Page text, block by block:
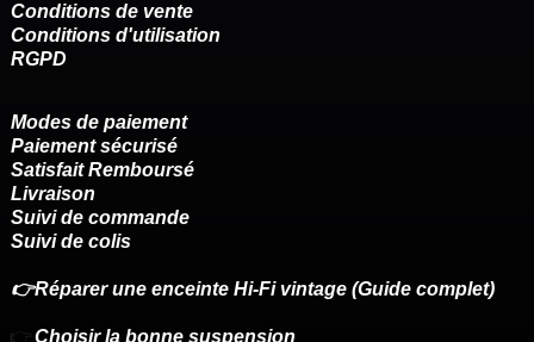
Conditions de vente
Conditions d'utilisation
RGPD
Modes de paiement
Paiement sécurisé
Satisfait Remboursé
Livraison
Suivi de commande
Suivi de colis
👉Réparer une enceinte Hi-Fi vintage (Guide complet)
👉 Choisir la bonne suspension